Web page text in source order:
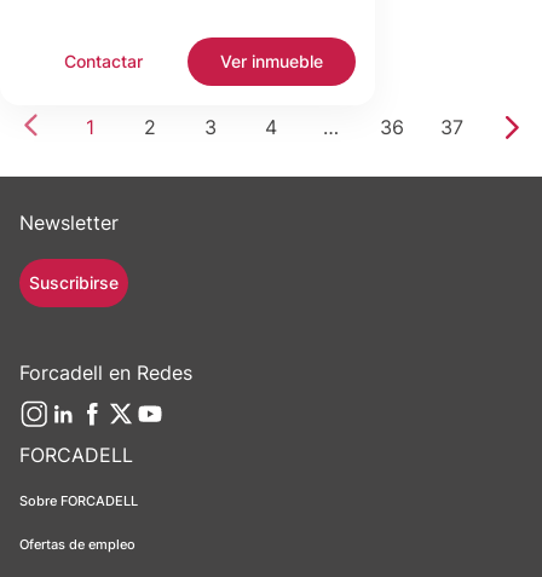
Contactar Ver inmueble
1 2 3 4 … 36 37
FORCADELL
Sobre FORCADELL
Ofertas de empleo
Newsletter
Suscribirse
Forcadell en Redes